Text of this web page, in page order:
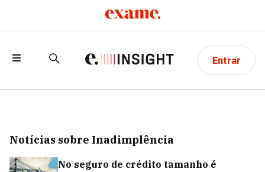
Entrar
Notícias sobre Inadimplência
No seguro de crédito tamanho é